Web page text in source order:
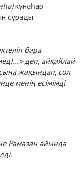
күнәһар
сұрады.
бара
деп, айқайлай
жақындап, сол
менің есімімді
Рамазан айында